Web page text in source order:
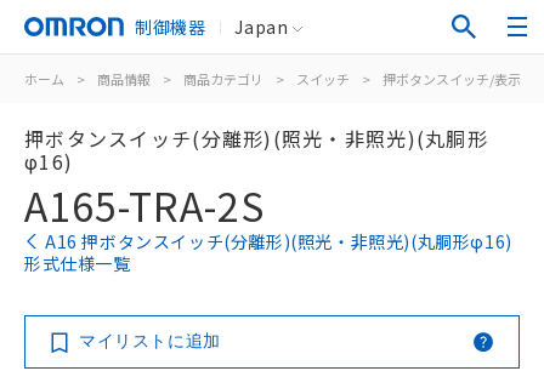
制御機器 Japan
ホーム > 商品情報 > 商品カテゴリ > スイッチ > 押ボタンスイッチ/表示灯
押ボタンスイッチ(分離形)(照光・非照光)(丸胴形
φ16)
A165-TRA-2S
A16 押ボタンスイッチ(分離形)(照光・非照光)(丸胴形φ16)
形式仕様一覧
マイリストに追加